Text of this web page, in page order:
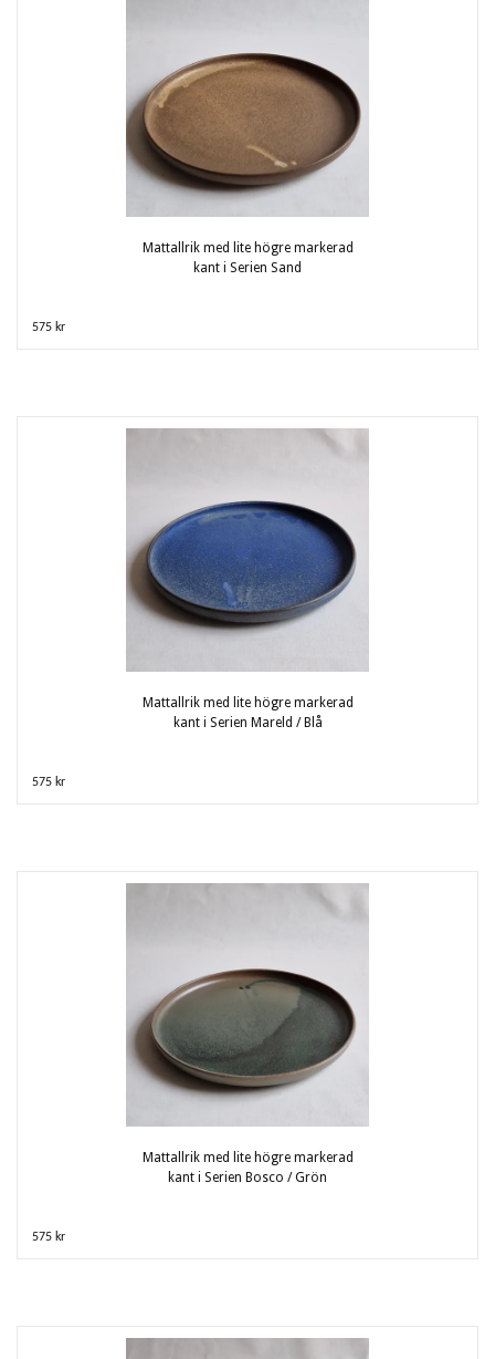
Mattallrik med lite högre markerad
kant i Serien Sand
575 kr
Mattallrik med lite högre markerad
kant i Serien Mareld / Blå
575 kr
Mattallrik med lite högre markerad
kant i Serien Bosco / Grön
575 kr